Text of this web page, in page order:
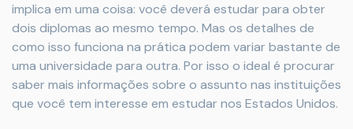
implica em uma coisa: você deverá estudar para obter
dois diplomas ao mesmo tempo. Mas os detalhes de
como isso funciona na prática podem variar bastante de
uma universidade para outra. Por isso o ideal é procurar
saber mais informações sobre o assunto nas instituições
que você tem interesse em estudar nos Estados Unidos.